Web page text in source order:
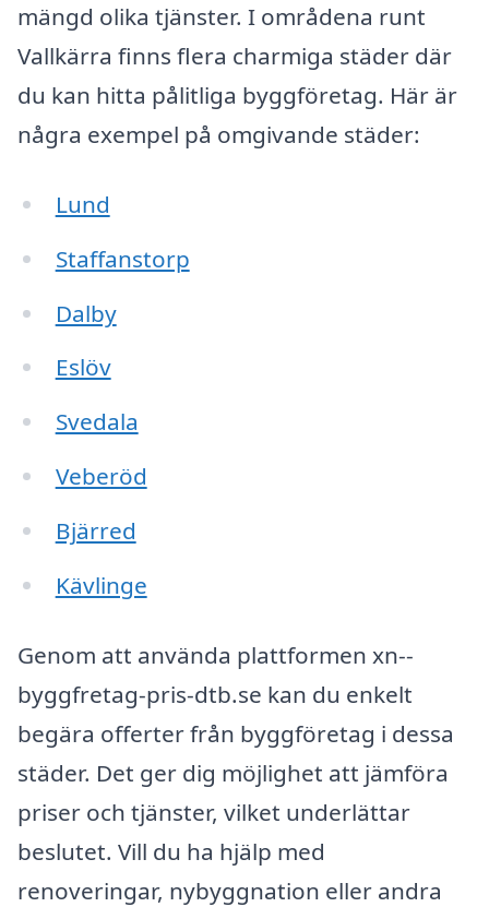
mängd olika tjänster. I områdena runt
Vallkärra finns flera charmiga städer där
du kan hitta pålitliga byggföretag. Här är
några exempel på omgivande städer:
Lund
Staffanstorp
Dalby
Eslöv
Svedala
Veberöd
Bjärred
Kävlinge
Genom att använda plattformen xn--
byggfretag-pris-dtb.se kan du enkelt
begära offerter från byggföretag i dessa
städer. Det ger dig möjlighet att jämföra
priser och tjänster, vilket underlättar
beslutet. Vill du ha hjälp med
renoveringar, nybyggnation eller andra